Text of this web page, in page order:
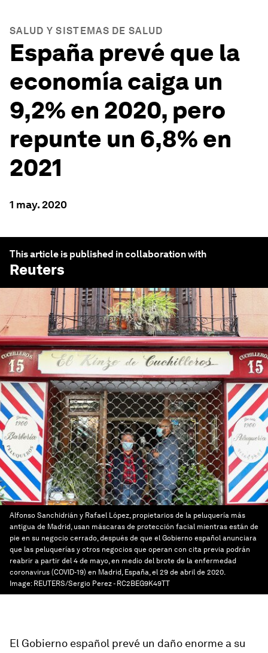
SALUD Y SISTEMAS DE SALUD
España prevé que la
economía caiga un
9,2% en 2020, pero
repunte un 6,8% en
2021
1 may. 2020
This article is published in collaboration with
Reuters
Alfonso Sanchidrián y Rafael López, propietarios de la peluquería más
antigua de Madrid, usan máscaras de protección facial mientras están de
pie en su negocio cerrado, después de que el Gobierno español anunciara
que las peluquerías y otros negocios que operan con cita previa podrán
reabrir a partir del 4 de mayo, en medio del brote de la enfermedad
coronavirus (COVID-19) en Madrid, España, el 29 de abril de 2020.
Image: REUTERS/Sergio Perez - RC2BEG9K49TT
El Gobierno español prevé un daño enorme a su